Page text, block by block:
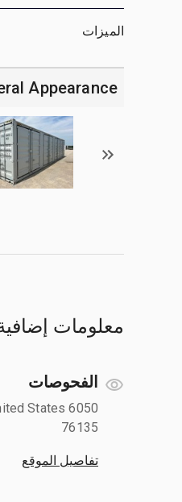
الميزات
Appearance
معلومات
الفحوصات
States
76135
تفاصيل الموقع